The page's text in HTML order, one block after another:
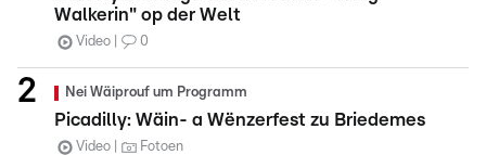
Walkerin" op der Welt
Video 0
Nei Wäiprouf um Programm
Picadilly: Wäin- a Wënzerfest zu Briedemes
Video Fotoen